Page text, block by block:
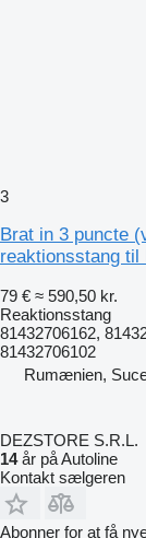
3
Brat in 3 puncte
reaktionsstang
79 € ≈ 590,50 kr.
Reaktionsstang
81432706162,
81432706102
Rumænien,
DEZSTORE S.R.L.
14år på Autoline
Kontakt sælgeren
Abonner for at få